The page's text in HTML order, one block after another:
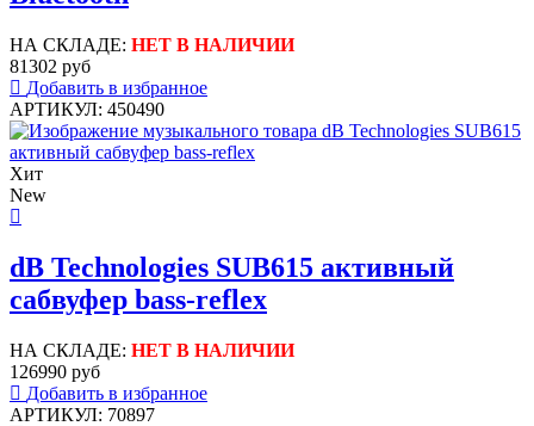
НА СКЛАДЕ: НЕТ В НАЛИЧИИ
81302 руб
Добавить в избранное
АРТИКУЛ: 450490
Хит
New
dB Technologies SUB615 активный
сабвуфер bass-reflex
НА СКЛАДЕ: НЕТ В НАЛИЧИИ
126990 руб
Добавить в избранное
АРТИКУЛ: 70897